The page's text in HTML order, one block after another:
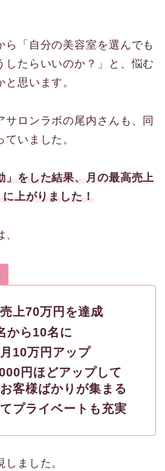
ら「自分の美容室を選んでも
したらいいのか？」と、悩む
思います。
サロンラボの尾内さんも、同
いました。
」をした結果、月の最高売上
上がりました！
上70万円を達成
から10名に
10万円アップ
円ほどアップして
客様ばかりが集まる
プライベートも充実
しました。